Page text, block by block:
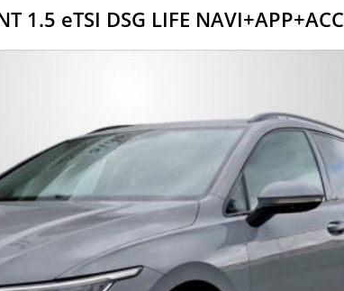
1.5 eTSI DSG LIFE NAVI+APP+ACC